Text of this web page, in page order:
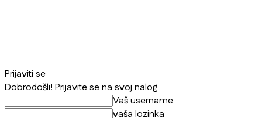
Prijaviti se
Dobrodošli! Prijavite se na svoj nalog
Vaš username
vaša lozinka